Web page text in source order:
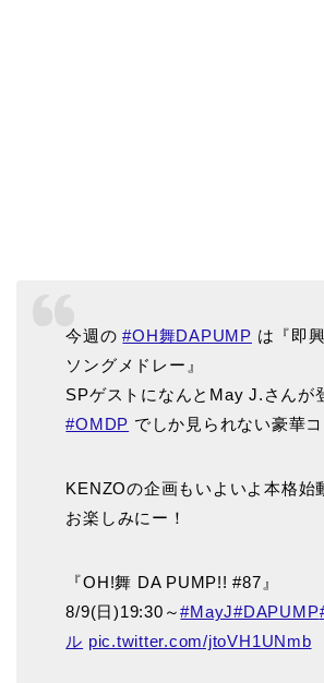
今週の#OH舞DAPUMP は『即
ソングメドレー』
SPゲストになんとMay J.さんが
#OMDP でしか見られない豪華コ
KENZOの企画もいよいよ本格始
お楽しみにー！
『OH!舞 DA PUMP!! #87』
8/9(日)19:30～#MayJ#DAPUMP
ル pic.twitter.com/jtoVH1UNmb